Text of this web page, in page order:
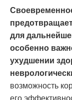
для
особенно
ухудшении
возможность